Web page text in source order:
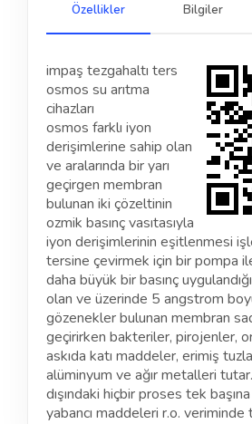
Özellikler
Bilgiler
impaş tezgahaltı ters
osmos su arıtma
cihazları
osmos farklı iyon
derişimlerine sahip olan
ve aralarında bir yarı
geçirgen membran
bulunan iki çözeltinin
ozmik basınç vasıtasıyla
iyon derişimlerinin eşitlenmesi
tersine çevirmek için bir pompa
daha büyük bir basınç
olan ve üzerinde 5 angstrom
gözenekler bulunan membran
geçirirken bakteriler, pirojenler,
askıda katı maddeler, erimiş
alüminyum ve ağır metalleri
dışındaki hiçbir proses tek
yabancı maddeleri r.o. veriminde